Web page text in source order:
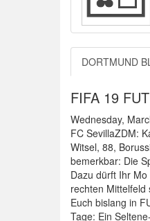
DORTMUND
FIFA 19
Wednesday,
FC SevillaZDM:
Witsel, 88,
bemerkbar: Die
Dazu dürft Ihr
rechten
Euch bislang in
Tage: Ein